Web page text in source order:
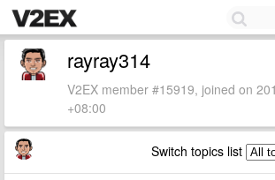
rayray314
V2EX member #15919, joined on
+08:00
Switch topics list